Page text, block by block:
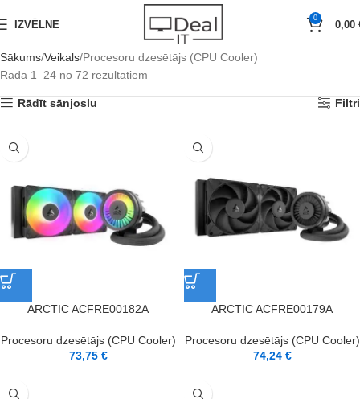
IZVĒLNE
0
0,00
Sākums Veikals Procesoru dzesētājs (CPU Cooler)
Rāda 1–24 no 72 rezultātiem
Rādīt sānjoslu Filtri
ARCTIC ACFRE00182A
Procesoru dzesētājs (CPU Cooler)
73,75 €
ARCTIC ACFRE00179A
Procesoru dzesētājs (CPU Cooler)
74,24 €